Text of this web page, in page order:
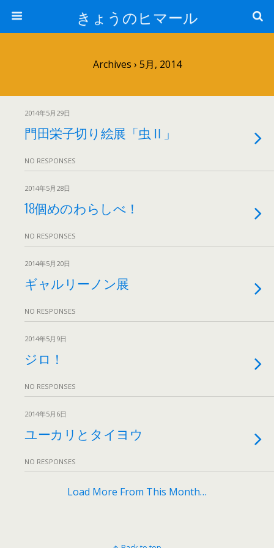
きょうのヒマール
Archives › 5月, 2014
2014年5月29日
門田栄子切り絵展「虫Ⅱ」
NO RESPONSES
2014年5月28日
18個めのわらしべ！
NO RESPONSES
2014年5月20日
ギャルリーノン展
NO RESPONSES
2014年5月9日
ジロ！
NO RESPONSES
2014年5月6日
ユーカリとタイヨウ
NO RESPONSES
Load More From This Month…